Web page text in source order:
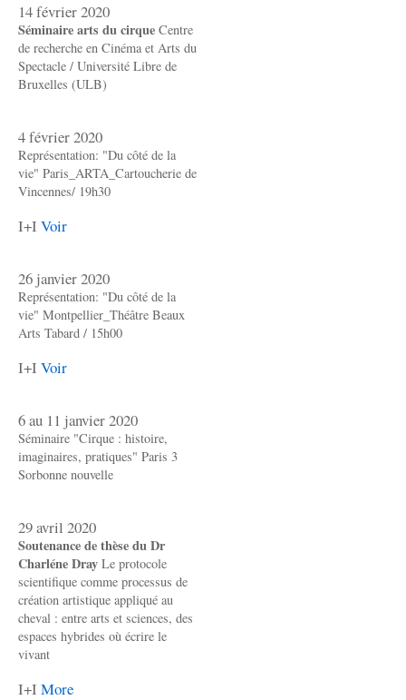
14 février 2020
Séminaire arts du cirque Centre
de recherche en Cinéma et Arts du
Spectacle / Université Libre de
Bruxelles (ULB)
4 février 2020
Représentation: "Du côté de la
vie" Paris_ARTA_Cartoucherie de
Vincennes/ 19h30
I+I Voir
26 janvier 2020
Représentation: "Du côté de la
vie" Montpellier_Théâtre Beaux
Arts Tabard / 15h00
I+I Voir
6 au 11 janvier 2020
Séminaire "Cirque : histoire,
imaginaires, pratiques" Paris 3
Sorbonne nouvelle
29 avril 2020
Soutenance de thèse du Dr
Charléne Dray Le protocole
scientifique comme processus de
création artistique appliqué au
cheval : entre arts et sciences, des
espaces hybrides où écrire le
vivant
I+I More